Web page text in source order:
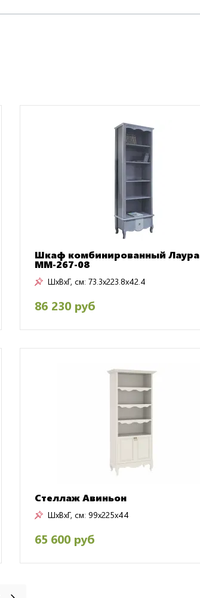
Шкаф комбинированный Лаура
ММ-267-08
ШxВxГ, см: 73.3x223.8x42.4
86 230 руб
Стеллаж Авиньон
ШxВxГ, см: 99x225x44
65 600 руб